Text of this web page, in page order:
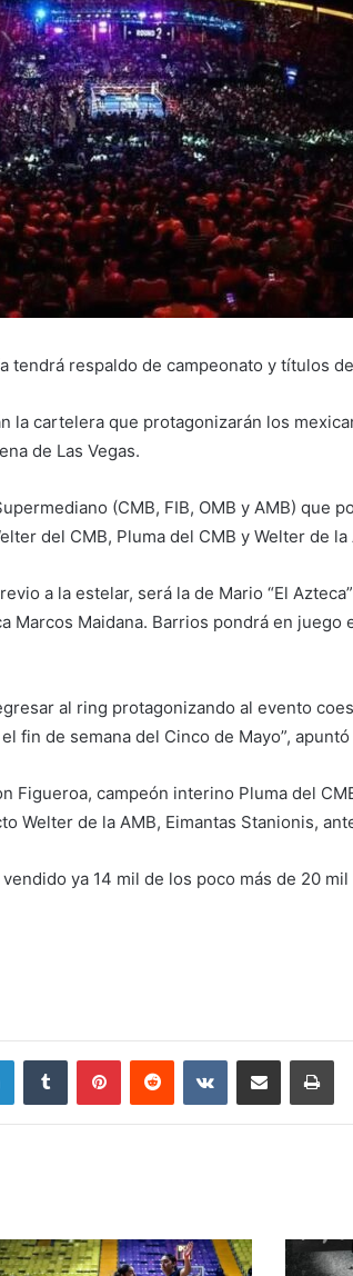
tendrá respaldo de campeonato y títulos
la cartelera que protagonizarán los
de Las Vegas.
(CMB, FIB, OMB y AMB) que
del CMB, Pluma del CMB y Welter de la
a la estelar, será la de Mario “El
Marcos Maidana. Barrios pondrá en
al ring protagonizando al evento
fin de semana del Cinco de Mayo”,
Figueroa, campeón interino Pluma del
Welter de la AMB, Eimantas Stanionis,
ya 14 mil de los poco más de 20
LinkedInTumblr PinterestReddit VKontakteShare via Email